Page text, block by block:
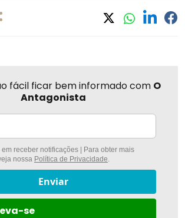
fácil ficar bem informado com O
Antagonista
receber notificações | Para obter mais
nossa Política de Privacidade.
Enviar
se